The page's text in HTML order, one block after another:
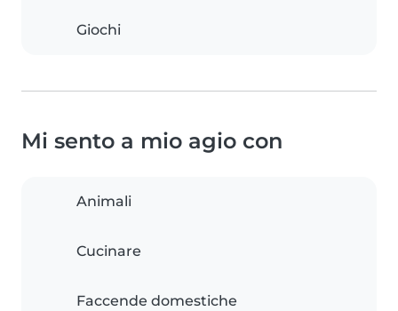
Giochi
Mi sento a mio agio con
Animali
Cucinare
Faccende domestiche